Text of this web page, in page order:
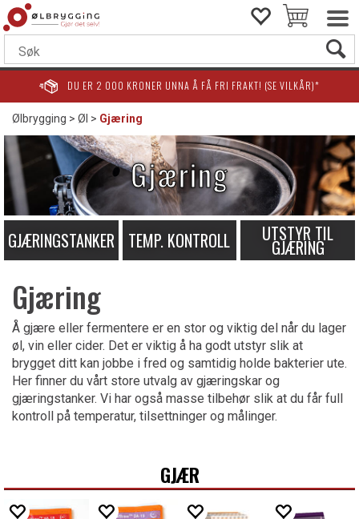
DU ER 2 000 KRONER UNNA Å FÅ FRI FRAKT! (SE VILKÅR)*
Ølbrygging>Øl >Gjæring
Gjæring
GJÆRINGSTANKER TEMP. KONTROLL UTSTYR TIL
GJÆRING
Gjæring
Å gjære eller fermentere er en stor og viktig del når du lager
øl, vin eller cider. Det er viktig å ha godt utstyr slik at
brygget ditt kan jobbe i fred og samtidig holde bakterier ute.
Her finner du vårt store utvalg av gjæringskar og
gjæringstanker. Vi har også masse tilbehør slik at du får full
kontroll på temperatur, tilsettninger og målinger.
GJÆR